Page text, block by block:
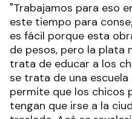
"Trabajamos para eso
este tiempo para
es fácil porque esta
de pesos, pero la plata
trata de educar a los
se trata de una
permite que los chicos
tengan que irse a la